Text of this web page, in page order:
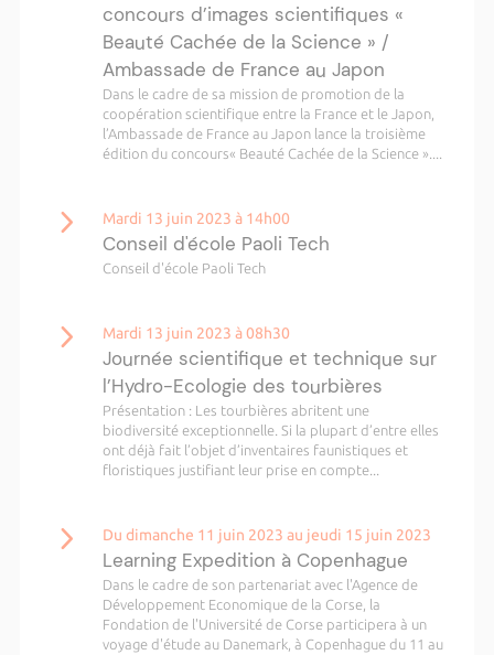
concours d’images scientifiques «
Beauté Cachée de la Science » /
Ambassade de France au Japon
Dans le cadre de sa mission de promotion de la
coopération scientifique entre la France et le Japon,
l’Ambassade de France au Japon lance la troisième
édition du concours« Beauté Cachée de la Science »....
Mardi 13 juin 2023 à 14h00
Conseil d'école Paoli Tech
Conseil d'école Paoli Tech
Mardi 13 juin 2023 à 08h30
Journée scientifique et technique sur
l’Hydro-Ecologie des tourbières
Présentation : Les tourbières abritent une
biodiversité exceptionnelle. Si la plupart d’entre elles
ont déjà fait l’objet d’inventaires faunistiques et
floristiques justifiant leur prise en compte...
Du dimanche 11 juin 2023 au jeudi 15 juin 2023
Learning Expedition à Copenhague
Dans le cadre de son partenariat avec l'Agence de
Développement Economique de la Corse, la
Fondation de l'Université de Corse participera à un
voyage d'étude au Danemark, à Copenhague du 11 au